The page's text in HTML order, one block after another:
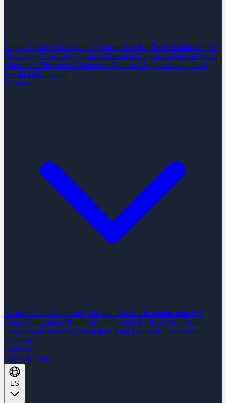
Supply Chain Construction E-Commerce PropTech Healthcare IoT
Marketing Hospitality Finance Education Logistics Audio & Music
Consumer Electronics Connected Devices Cryptocurrency SaaS
See all industrias →
Nosotros
Nearshore Development ¿Qué tan listo está tu equipo para IA?
Cómo Trabajamos Plataforma de Gestión de Proyectos Desafíos
Preguntas Frecuentes Tecnologías Blog Centro de Contenido
Glosario
Carreras
Casos de Éxito